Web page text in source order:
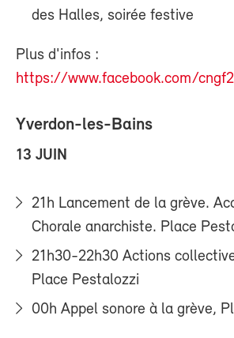
des Halles, soirée festive
Plus d'infos :
https://www.facebook.com/
Yverdon-les-Bains
13 JUIN
21h Lancement de la grève.
Chorale anarchiste. Place
21h30-22h30 Actions
Place Pestalozzi
00h Appel sonore à la grève,